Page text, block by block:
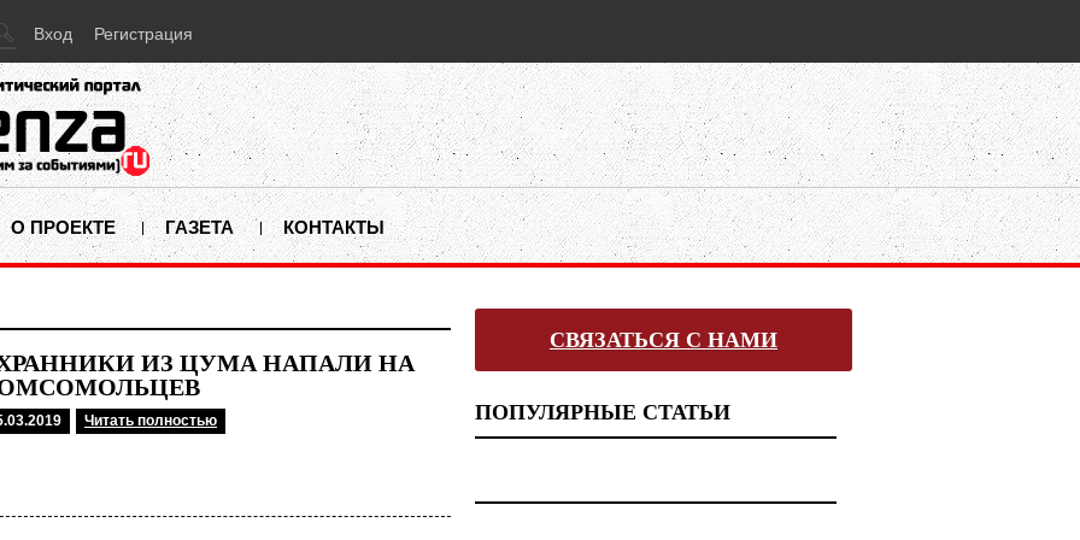
Вход Регистрация
О ПРОЕКТЕ ГАЗЕТА КОНТАКТЫ
ИЗ ЦУМА НАПАЛИ НА
Читать полностью
СВЯЗАТЬСЯ С НАМИ
ПОПУЛЯРНЫЕ СТАТЬИ